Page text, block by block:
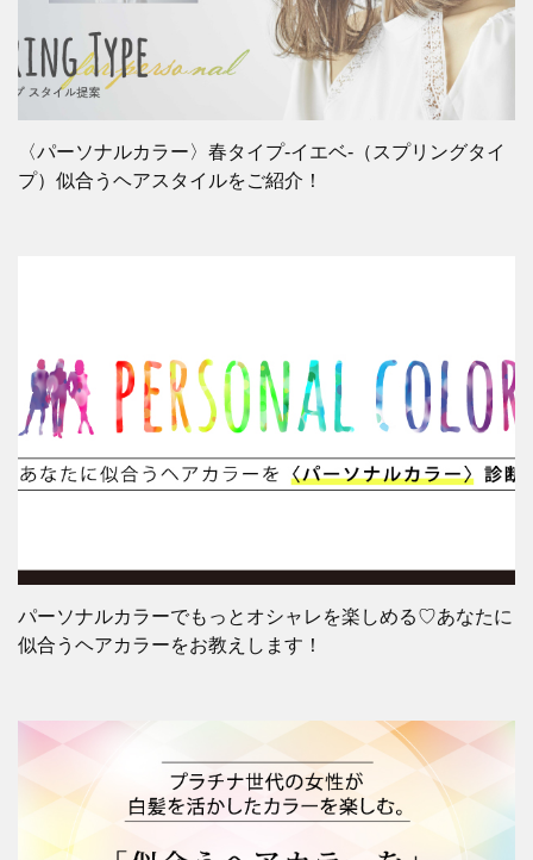
〈パーソナルカラー〉春タイプ-イエベ-（スプリングタイ
プ）似合うヘアスタイルをご紹介！
パーソナルカラーでもっとオシャレを楽しめる♡あなたに
似合うヘアカラーをお教えします！